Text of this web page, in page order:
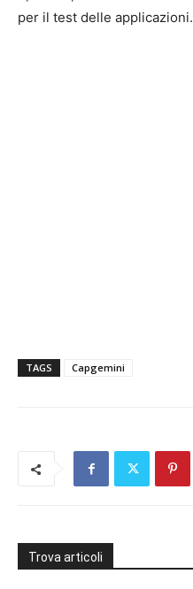
per il test delle applicazioni.
TAGS Capgemini
Trova articoli